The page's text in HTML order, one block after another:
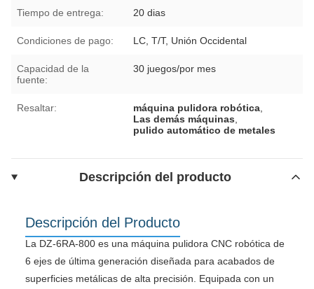
Tiempo de entrega: 20 dias
Condiciones de pago: LC, T/T, Unión Occidental
Capacidad de la
fuente:
30 juegos/por mes
Resaltar: máquina pulidora robótica
Las demás máquinas
pulido automático de metales
Descripción del producto
Descripción del Producto
La DZ-6RA-800 es una máquina pulidora CNC robótica de
6 ejes de última generación diseñada para acabados de
superficies metálicas de alta precisión. Equipada con un